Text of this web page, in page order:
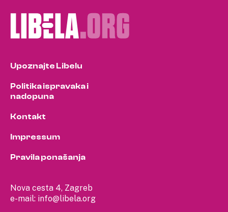
Nova cesta 4, Zagreb
e-mail: info@libela.org
Upoznajte Libelu
Politika ispravaka i
nadopuna
Kontakt
Impressum
Pravila ponašanja